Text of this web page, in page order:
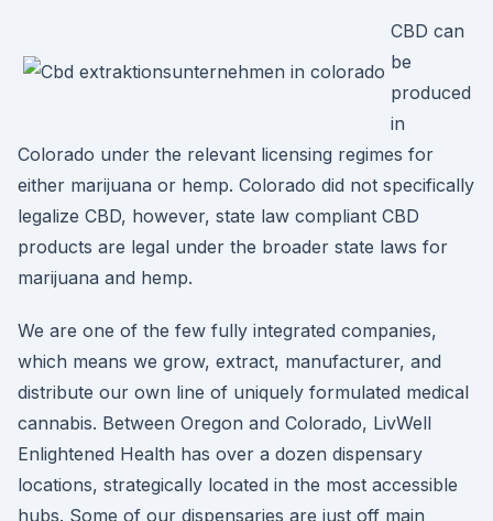
CBD can
be
produced
in
Colorado under the relevant licensing regimes for
either marijuana or hemp. Colorado did not specifically
legalize CBD, however, state law compliant CBD
products are legal under the broader state laws for
marijuana and hemp.
We are one of the few fully integrated companies,
which means we grow, extract, manufacturer, and
distribute our own line of uniquely formulated medical
cannabis. Between Oregon and Colorado, LivWell
Enlightened Health has over a dozen dispensary
locations, strategically located in the most accessible
hubs. Some of our dispensaries are just off main